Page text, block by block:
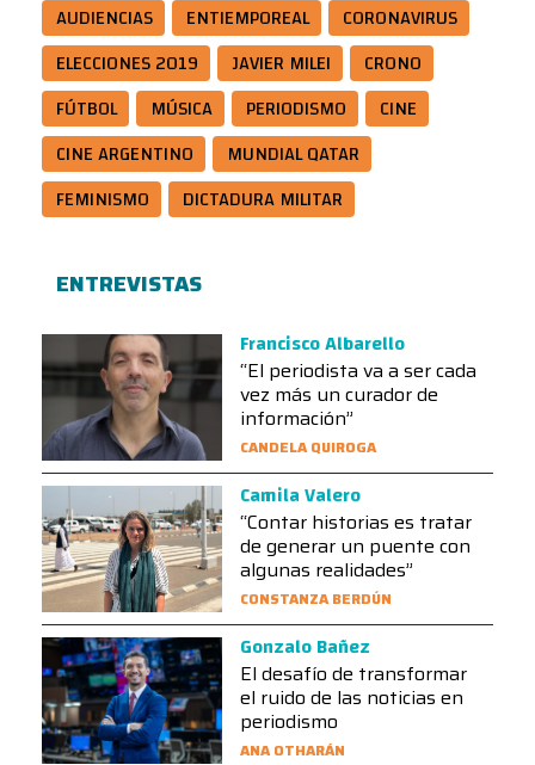
AUDIENCIAS
ENTIEMPOREAL
CORONAVIRUS
ELECCIONES 2019
JAVIER MILEI
CRONO
FÚTBOL
MÚSICA PERIODISMO
CINE
CINE ARGENTINO
MUNDIAL QATAR
FEMINISMO
DICTADURA MILITAR
ENTREVISTAS
Francisco Albarello
“El periodista va a ser cada
vez más un curador de
información”
CANDELA QUIROGA
Camila Valero
“Contar historias es tratar
de generar un puente con
algunas realidades”
CONSTANZA BERDÚN
Gonzalo Bañez
El desafío de transformar
el ruido de las noticias en
periodismo
ANA OTHARÁN